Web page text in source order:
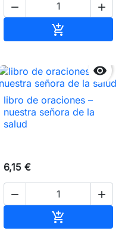
 


libro de oraciones –
nuestra señora de la
salud
6,15 €
 
